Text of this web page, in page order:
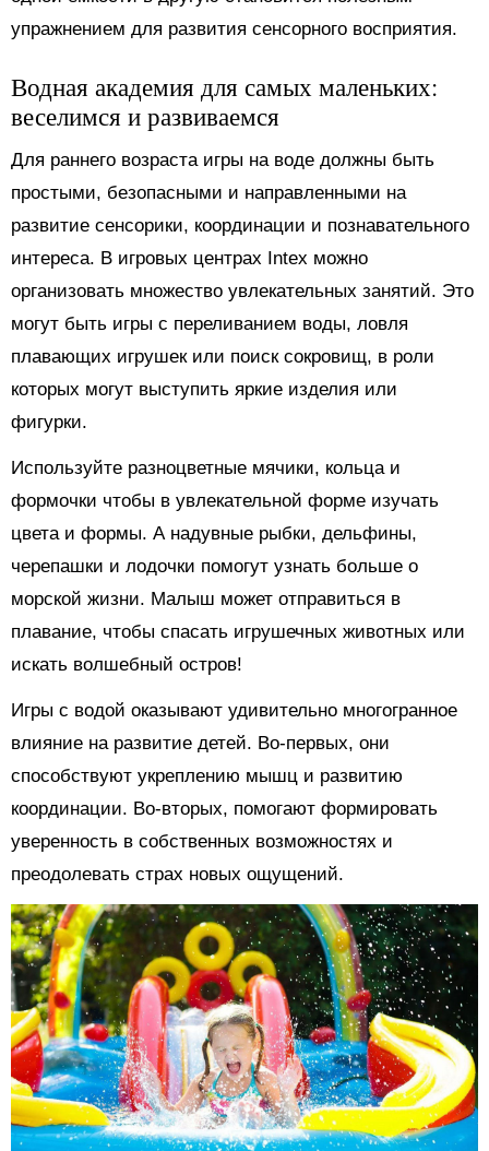
упражнением для развития сенсорного восприятия.
Водная академия для самых маленьких:
веселимся и развиваемся
Для раннего возраста игры на воде должны быть
простыми, безопасными и направленными на
развитие сенсорики, координации и познавательного
интереса. В игровых центрах Intex можно
организовать множество увлекательных занятий. Это
могут быть игры с переливанием воды, ловля
плавающих игрушек или поиск сокровищ, в роли
которых могут выступить яркие изделия или
фигурки.
Используйте разноцветные мячики, кольца и
формочки чтобы в увлекательной форме изучать
цвета и формы. А надувные рыбки, дельфины,
черепашки и лодочки помогут узнать больше о
морской жизни. Малыш может отправиться в
плавание, чтобы спасать игрушечных животных или
искать волшебный остров!
Игры с водой оказывают удивительно многогранное
влияние на развитие детей. Во-первых, они
способствуют укреплению мышц и развитию
координации. Во-вторых, помогают формировать
уверенность в собственных возможностях и
преодолевать страх новых ощущений.